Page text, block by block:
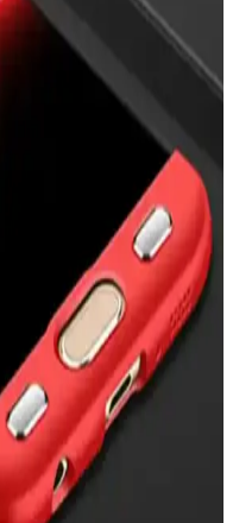
kapaklı standlı cüzdan
sunar. Estetik
koruma ve kullanım
Tasarım ve
tasarım ve
trendler hakkında bilgi.
Estetik ve Manevi
manevi koruma sağlayan,
şıklık katarken kötü
Silikon Kılıf
MagSafe silikon kılıf, şık
günlük kullanımda ideal bir